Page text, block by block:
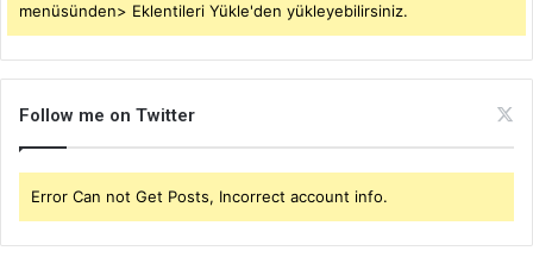
menüsünden> Eklentileri Yükle'den yükleyebilirsiniz.
Follow me on Twitter
Error Can not Get Posts, Incorrect account info.